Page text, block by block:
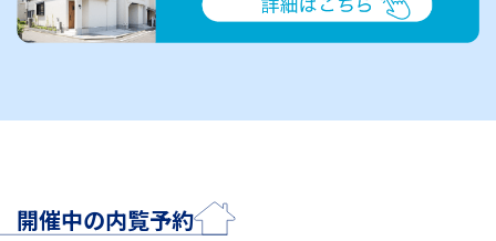
開催中の内覧予約